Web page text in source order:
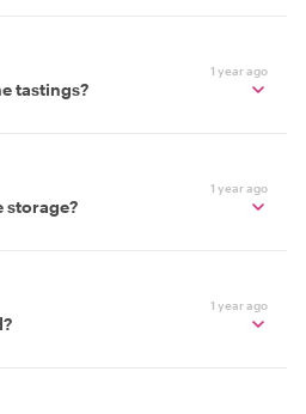
1 year ago
tastings?
1 year ago
storage?
1 year ago